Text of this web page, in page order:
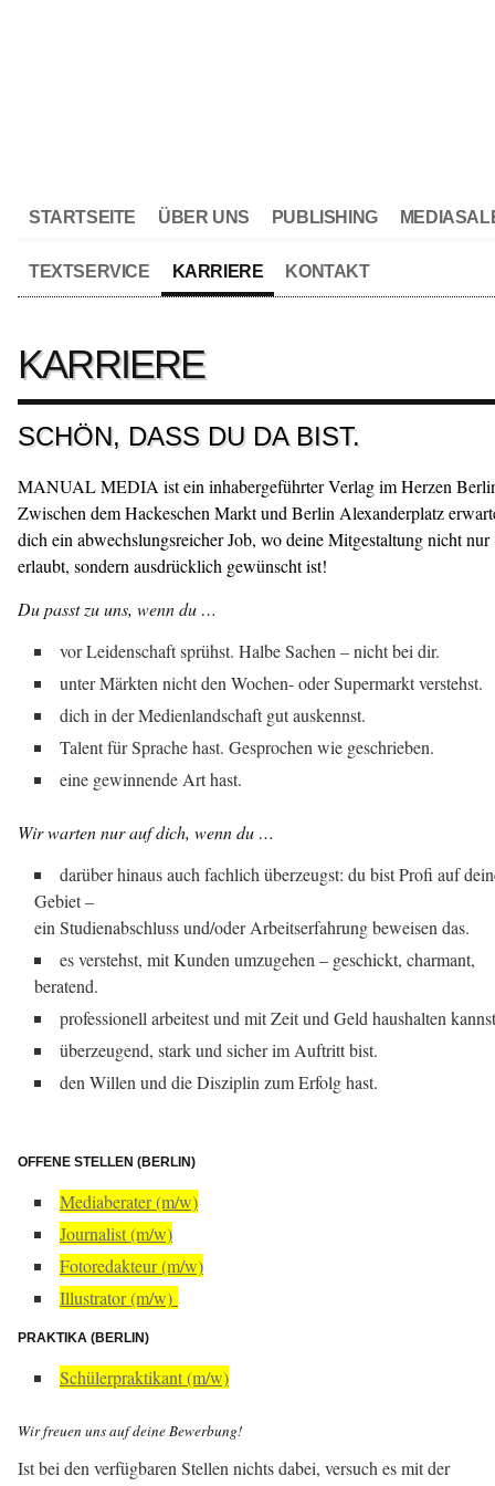
STARTSEITE ÜBER UNS PUBLISHING
TEXTSERVICE KARRIERE KONTAKT
KARRIERE
SCHÖN, DASS DU DA BIST.
MANUAL MEDIA ist ein inhabergeführter Verlag im Herzen
Zwischen dem Hackeschen Markt und Berlin Alexanderplatz
dich ein abwechslungsreicher Job, wo deine Mitgestaltung nicht nur
erlaubt, sondern ausdrücklich gewünscht ist!
Du passt zu uns, wenn du …
vor Leidenschaft sprühst. Halbe Sachen – nicht bei dir.
unter Märkten nicht den Wochen- oder Supermarkt verstehst.
dich in der Medienlandschaft gut auskennst.
Talent für Sprache hast. Gesprochen wie geschrieben.
eine gewinnende Art hast.
Wir warten nur auf dich, wenn du …
darüber hinaus auch fachlich überzeugst: du bist Profi auf
Gebiet –
ein Studienabschluss und/oder Arbeitserfahrung beweisen das.
es verstehst, mit Kunden umzugehen – geschickt, charmant,
beratend.
professionell arbeitest und mit Zeit und Geld haushalten
überzeugend, stark und sicher im Auftritt bist.
den Willen und die Disziplin zum Erfolg hast.
OFFENE STELLEN (BERLIN)
Mediaberater (m/w)
Journalist (m/w)
Fotoredakteur (m/w)
Illustrator (m/w)
PRAKTIKA (BERLIN)
Schülerpraktikant (m/w)
Wir freuen uns auf deine Bewerbung!
Ist bei den verfügbaren Stellen nichts dabei, versuch es mit der